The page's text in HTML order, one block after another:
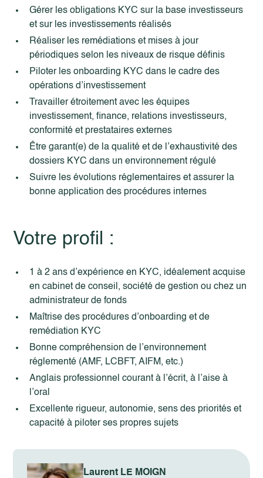
Gérer les obligations KYC sur la base investisseurs
et sur les investissements réalisés
Réaliser les remédiations et mises à jour
périodiques selon les niveaux de risque définis
Piloter les onboarding KYC dans le cadre des
opérations d’investissement
Travailler étroitement avec les équipes
investissement, finance, relations investisseurs,
conformité et prestataires externes
Être garant(e) de la qualité et de l’exhaustivité des
dossiers KYC dans un environnement régulé
Suivre les évolutions réglementaires et assurer la
bonne application des procédures internes
Votre profil :
1 à 2 ans d’expérience en KYC, idéalement acquise
en cabinet de conseil, société de gestion ou chez un
administrateur de fonds
Maîtrise des procédures d’onboarding et de
remédiation KYC
Bonne compréhension de l’environnement
réglementé (AMF, LCBFT, AIFM, etc.)
Anglais professionnel courant à l’écrit, à l’aise à
l’oral
Excellente rigueur, autonomie, sens des priorités et
capacité à piloter ses propres sujets
Laurent LE MOIGN